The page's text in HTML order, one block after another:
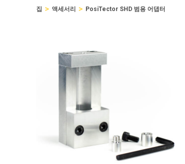
집 > 액세서리 > PosiTector SHD 범용 어댑터